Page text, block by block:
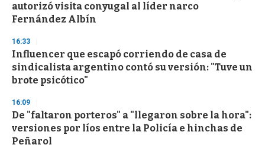
autorizó visita conyugal al líder narco
Fernández Albín
16:33
Influencer que escapó corriendo de casa de
sindicalista argentino contó su versión: "Tuve un
brote psicótico"
16:09
De "faltaron porteros" a "llegaron sobre la hora":
versiones por líos entre la Policía e hinchas de
Peñarol